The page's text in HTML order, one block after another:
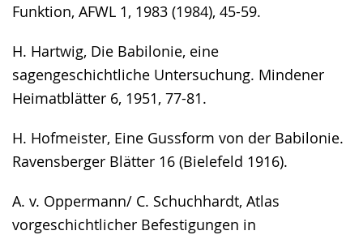
Funktion, AFWL 1, 1983 (1984), 45-59.
H. Hartwig, Die Babilonie, eine
sagengeschichtliche Untersuchung. Mindener
Heimatblätter 6, 1951, 77-81.
H. Hofmeister, Eine Gussform von der Babilonie.
Ravensberger Blätter 16 (Bielefeld 1916).
A. v. Oppermann/ C. Schuchhardt, Atlas
vorgeschichtlicher Befestigungen in